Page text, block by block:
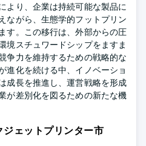
より、企業は持続可能な製品に
ながら、生態学的フットプリン
す。この移行は、外部からの圧
境スチュワードシップをますま
争力を維持するための戦略的な
進化を続ける中、イノベーショ
成長を推進し、運営戦略を形成
が差別化を図るための新たな機
ェットプリンター市